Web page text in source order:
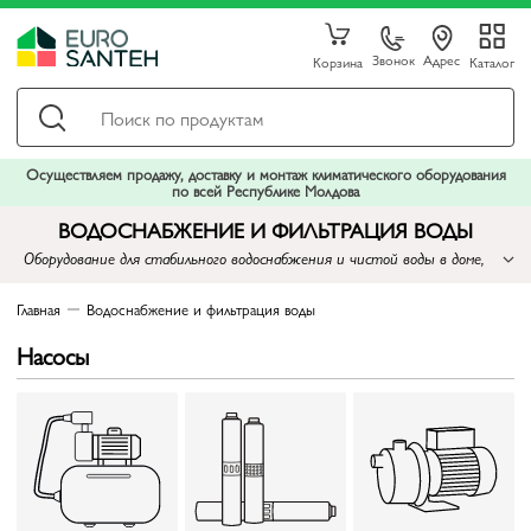
Корзина Звонок Адрес Каталог
Осуществляем продажу, доставку и монтаж климатического оборудования
по всей Республике Молдова
ВОДОСНАБЖЕНИЕ И ФИЛЬТРАЦИЯ ВОДЫ
Оборудование для стабильного водоснабжения и чистой воды в доме,
Главная Водоснабжение и фильтрация воды
Насосы